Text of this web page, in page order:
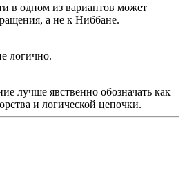
в одном из вариантов может
а не к Ниббане.
логично.
лучше явственно обозначать как
и логической цепочки.